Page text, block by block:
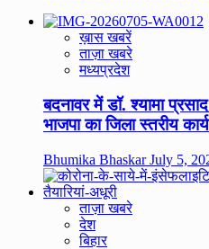
ख़ास खबरें
ताज़ा खबरे
मध्यप्रदेश
बदनावर में डॉ. श्यामा
भाजपा का जिला स्तरीय
Bhumika BhaskarJuly 5,
ताज़ा खबरे
देश
बिहार